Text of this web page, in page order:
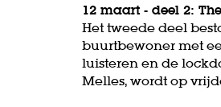
12 maart - deel 2:
Het tweede deel
buurtbewoner met
luisteren en de
Melles, wordt op